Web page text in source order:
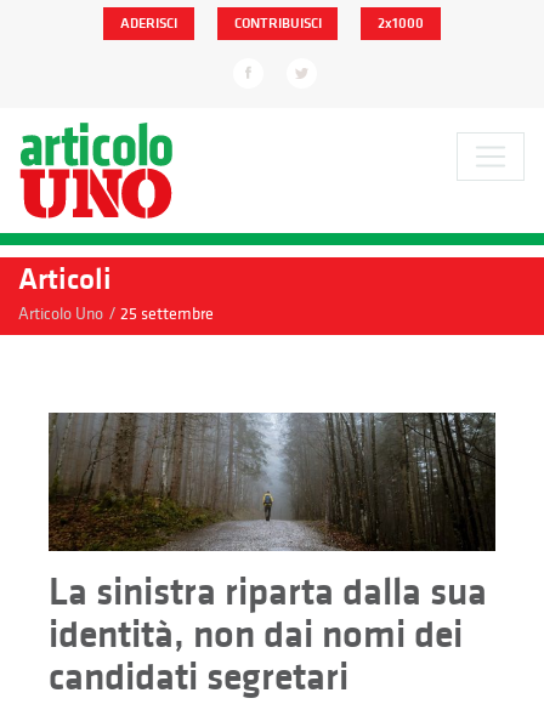
ADERISCI CONTRIBUISCI 2x1000
Articoli
Articolo Uno / 25 settembre
La sinistra riparta dalla sua
identità, non dai nomi dei
candidati segretari